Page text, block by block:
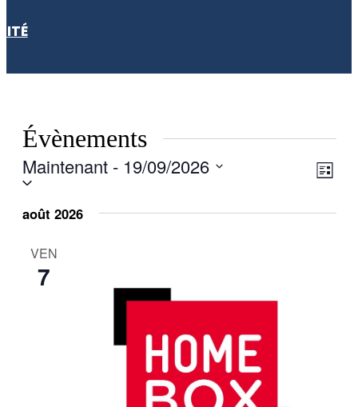
Évènements
vues
Liste
Maintenant - 19/09/2026
Sélectionnez
août 2026
VEN
7